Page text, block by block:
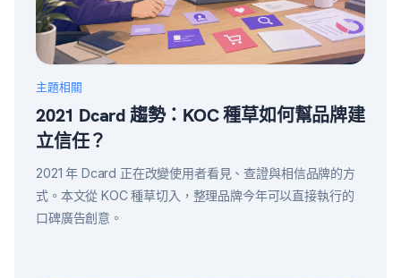
主題相關
2021 Dcard 趨勢：KOC 種草如何幫品牌建
立信任？
2021 年 Dcard 正在改變使用者看見、查證與相信品牌的方
式。本文從 KOC 種草切入，整理品牌今年可以直接執行的
口碑廣告創意。